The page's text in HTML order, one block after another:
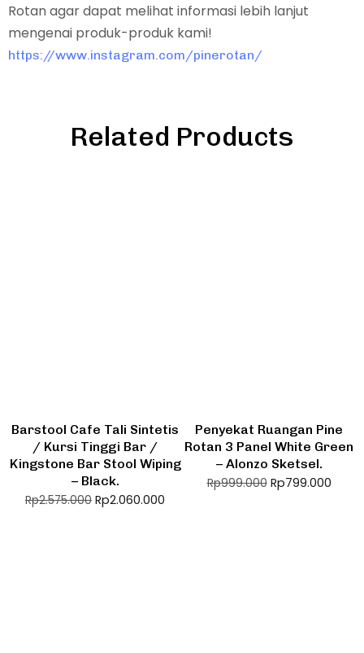
Rotan agar dapat melihat informasi lebih lanjut
mengenai produk-produk kami!
https://www.instagram.com/pinerotan/
Related Products
Barstool Cafe Tali Sintetis
/ Kursi Tinggi Bar /
Kingstone Bar Stool Wiping
– Black.
Rp2.575.000 Rp2.060.000
Penyekat Ruangan Pine
Rotan 3 Panel White Green
– Alonzo Sketsel.
Rp999.000 Rp799.000